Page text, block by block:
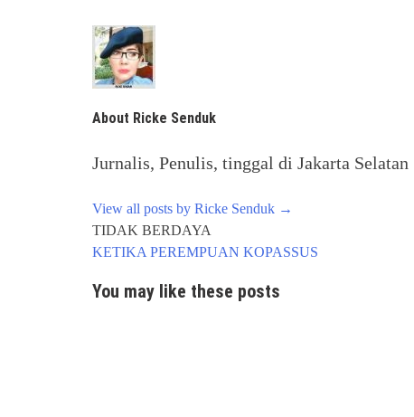
About Ricke Senduk
Jurnalis, Penulis, tinggal di Jakarta Selatan
View all posts by Ricke Senduk →
Post
navigation
TIDAK BERDAYA
KETIKA PEREMPUAN KOPASSUS
You may like these posts